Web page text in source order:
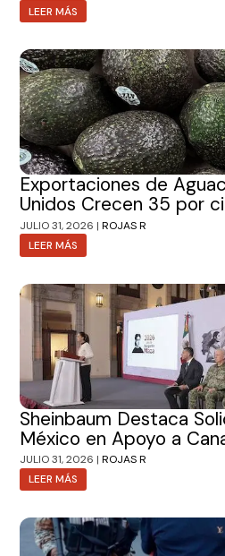
LEER MÁS
Exportaciones de
Unidos Crecen 35 por
JULIO 31, 2026 |ROJAS R
LEER MÁS
Sheinbaum Destaca
México en Apoyo a
JULIO 31, 2026 |ROJAS R
LEER MÁS